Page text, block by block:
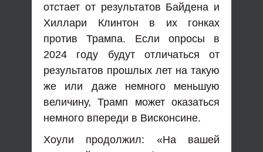
отстает от результатов Байдена и
Хиллари Клинтон в их гонках
против Трампа. Если опросы в
2024 году будут отличаться от
результатов прошлых лет на такую
​​же или даже немного меньшую
величину, Трамп может оказаться
немного впереди в Висконсине.
Хоули продолжил: «На вашей